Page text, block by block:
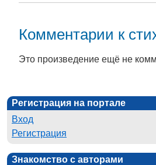
Комментарии к
Это произведение ещё не
Регистрация на портале
Вход
Регистрация
Знакомство с авторами